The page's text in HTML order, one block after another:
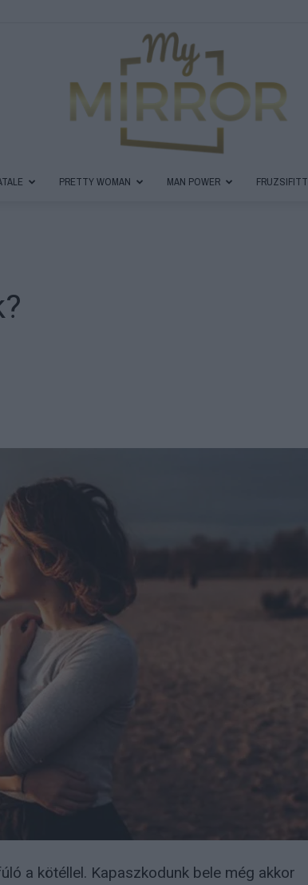
PRETTY WOMAN MAN POWER FRUZSIFITT
a kötéllel. Kapaszkodunk bele még akkor